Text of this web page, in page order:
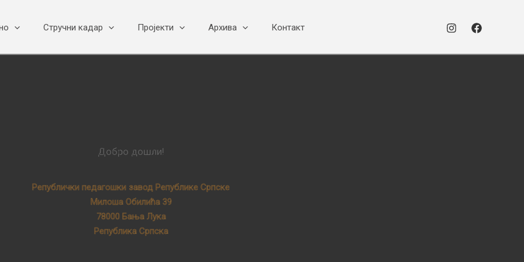
Стручни кадар Пројекти Архива Контакт
Добро дошли!
Републички педагошки завод Републике Српске
Милоша Обилића 39
78000 Бања Лука
Република Српска